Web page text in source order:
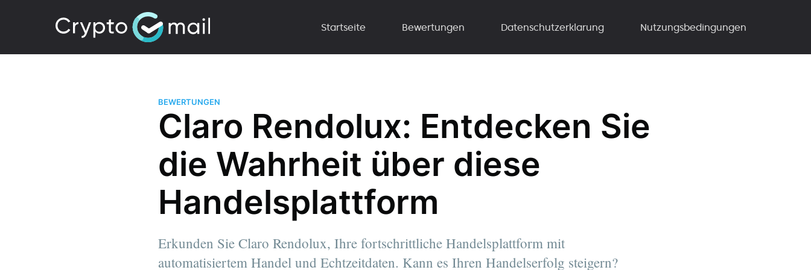
Startseite Bewertungen Datenschutzerklarung Nutzungsbedingungen
BEWERTUNGEN
Claro Rendolux: Entdecken Sie
die Wahrheit über diese
Handelsplattform
Erkunden Sie Claro Rendolux, Ihre fortschrittliche Handelsplattform mit
automatisiertem Handel und Echtzeitdaten. Kann es Ihren Handelserfolg steigern?